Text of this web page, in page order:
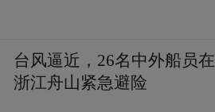
台风逼近，26名中外船员在
浙江舟山紧急避险